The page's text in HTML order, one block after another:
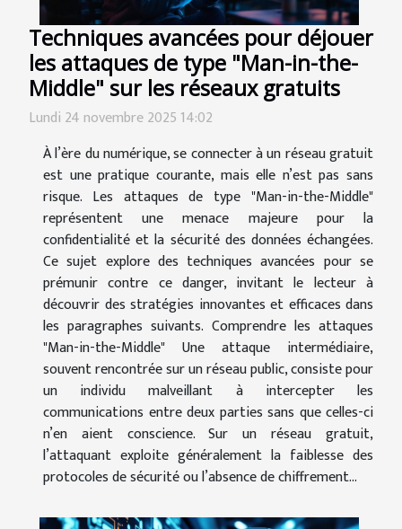
Techniques avancées pour déjouer
les attaques de type "Man-in-the-
Middle" sur les réseaux gratuits
Lundi 24 novembre 2025 14:02
À l’ère du numérique, se connecter à un réseau gratuit
est une pratique courante, mais elle n’est pas sans
risque. Les attaques de type "Man-in-the-Middle"
représentent une menace majeure pour la
confidentialité et la sécurité des données échangées.
Ce sujet explore des techniques avancées pour se
prémunir contre ce danger, invitant le lecteur à
découvrir des stratégies innovantes et efficaces dans
les paragraphes suivants. Comprendre les attaques
"Man-in-the-Middle" Une attaque intermédiaire,
souvent rencontrée sur un réseau public, consiste pour
un individu malveillant à intercepter les
communications entre deux parties sans que celles-ci
n’en aient conscience. Sur un réseau gratuit,
l’attaquant exploite généralement la faiblesse des
protocoles de sécurité ou l’absence de chiffrement...